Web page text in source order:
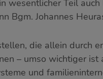
wesentlicher Teil
Bgm. Johannes
die allein durch
– umso wichtiger ist
und